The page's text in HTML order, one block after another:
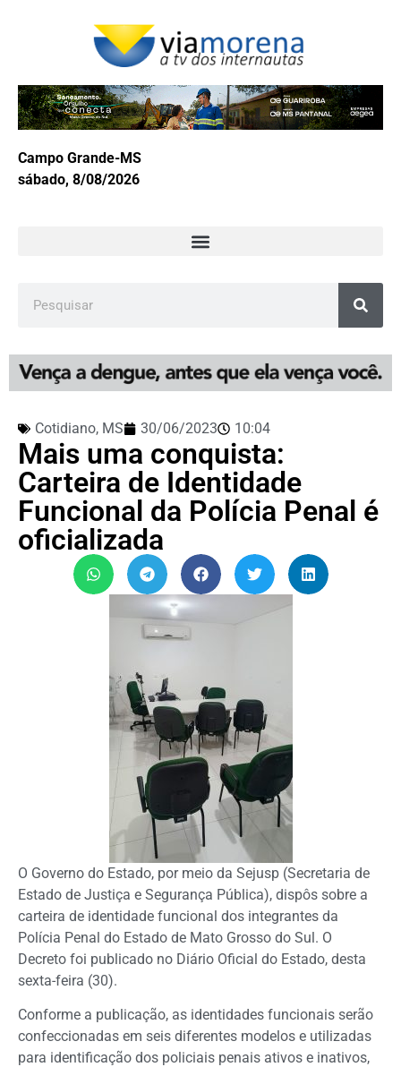
Campo Grande-MS
sábado, 8/08/2026
Cotidiano, MS 30/06/2023 10:04
Mais uma conquista:
Carteira de Identidade
Funcional da Polícia Penal é
oficializada
O Governo do Estado, por meio da Sejusp (Secretaria de
Estado de Justiça e Segurança Pública), dispôs sobre a
carteira de identidade funcional dos integrantes da
Polícia Penal do Estado de Mato Grosso do Sul. O
Decreto foi publicado no Diário Oficial do Estado, desta
sexta-feira (30).
Conforme a publicação, as identidades funcionais serão
confeccionadas em seis diferentes modelos e utilizadas
para identificação dos policiais penais ativos e inativos,